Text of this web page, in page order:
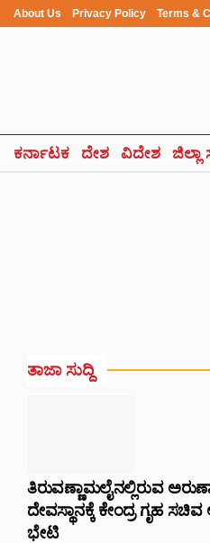
About Us Privacy Policy Terms &
ಕರ್ನಾಟಕ ದೇಶ ವಿದೇಶ ಜಿಲ್ಲಾ
ತಾಜಾ ಸುದ್ದಿ
ತಿರುವಣ್ಣಾಮಲೈನಲ್ಲಿರುವ
ದೇವಸ್ಥಾನಕ್ಕೆ ಕೇಂದ್ರ ಗೃಹ
ಭೇಟಿ